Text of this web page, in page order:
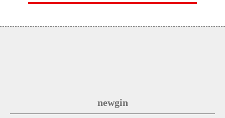
newgin